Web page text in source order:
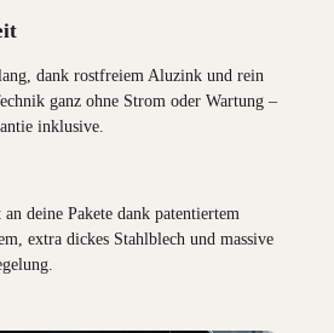
dank rostfreiem Aluzink und rein
ganz ohne Strom oder Wartung –
inklusive.
deine Pakete dank patentiertem
extra dickes Stahlblech und massive